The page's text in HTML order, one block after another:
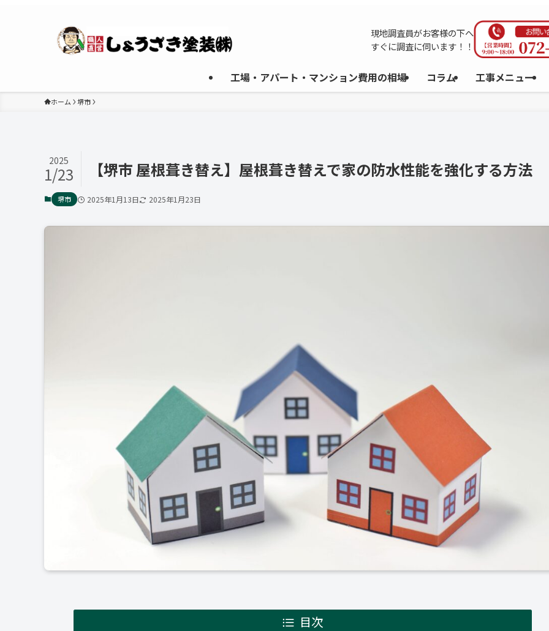
工場・アパート・マンション費用の相場 コラム 工事メニュー
現地調査員がお客様の下へ
すぐに調査に伺います！！
ホーム 堺市
【堺市 屋根葺き替え】屋根葺き替えで家の防水性能を強化する方法
2025
1/23
堺市 2025年1月13日 2025年1月23日
目次